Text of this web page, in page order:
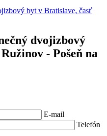
dvojizbový
- Pošeň na
E-mail
Telefón